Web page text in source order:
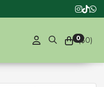
0($0)